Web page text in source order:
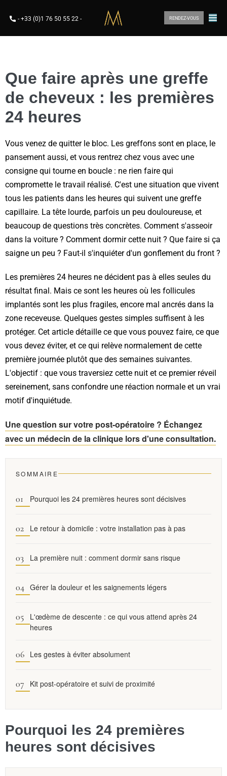
- +33 (0)1 76 50 55 22 - RENDEZ-VOUS
Que faire après une greffe
de cheveux : les premières
24 heures
Vous venez de quitter le bloc. Les greffons sont en place, le
pansement aussi, et vous rentrez chez vous avec une
consigne qui tourne en boucle : ne rien faire qui
compromette le travail réalisé. C'est une situation que vivent
tous les patients dans les heures qui suivent une greffe
capillaire. La tête lourde, parfois un peu douloureuse, et
beaucoup de questions très concrètes. Comment s'asseoir
dans la voiture ? Comment dormir cette nuit ? Que faire si ça
saigne un peu ? Faut-il s'inquiéter d'un gonflement du front ?
Les premières 24 heures ne décident pas à elles seules du
résultat final. Mais ce sont les heures où les follicules
implantés sont les plus fragiles, encore mal ancrés dans la
zone receveuse. Quelques gestes simples suffisent à les
protéger. Cet article détaille ce que vous pouvez faire, ce que
vous devez éviter, et ce qui relève normalement de cette
première journée plutôt que des semaines suivantes.
L'objectif : que vous traversiez cette nuit et ce premier réveil
sereinement, sans confondre une réaction normale et un vrai
motif d'inquiétude.
Une question sur votre post-opératoire ? Échangez
avec un médecin de la clinique lors d'une consultation.
SOMMAIRE
Pourquoi les 24 premières heures sont décisives
Le retour à domicile : votre installation pas à pas
La première nuit : comment dormir sans risque
Gérer la douleur et les saignements légers
L'œdème de descente : ce qui vous attend après 24
heures
Les gestes à éviter absolument
Kit post-opératoire et suivi de proximité
Pourquoi les 24 premières
heures sont décisives